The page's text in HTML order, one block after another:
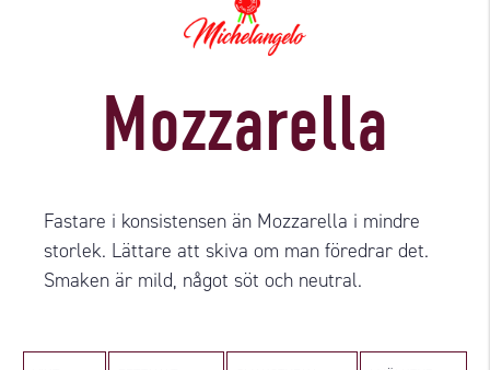
Mozzarella
Fastare i konsistensen än Mozzarella i mindre
storlek. Lättare att skiva om man föredrar det.
Smaken är mild, något söt och neutral.